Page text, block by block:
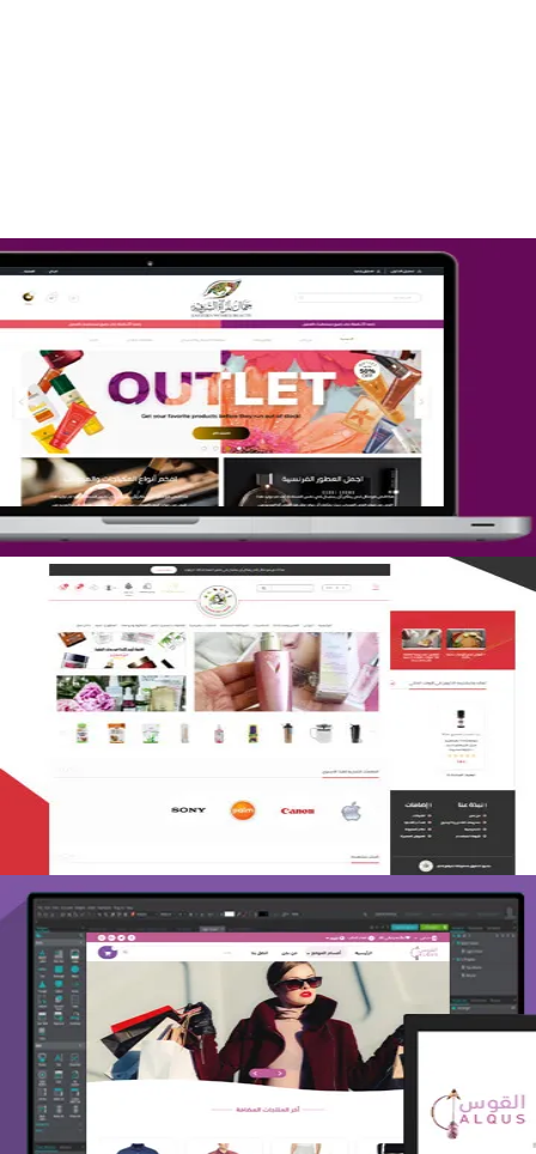
تصميم متجر جمال المرأة الشرقية
التفاصيل
تصميم متجر لمار
التفاصيل
تصميم متجر القوس
التفاصيل